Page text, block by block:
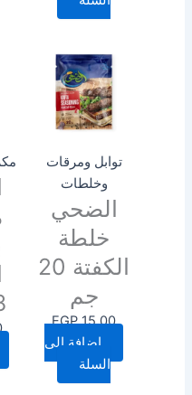
توابل ومرقات
وخلطات
الضحي
خلطة
الكفتة 20
جم
EGP15.00
إضافة إلى
السلة